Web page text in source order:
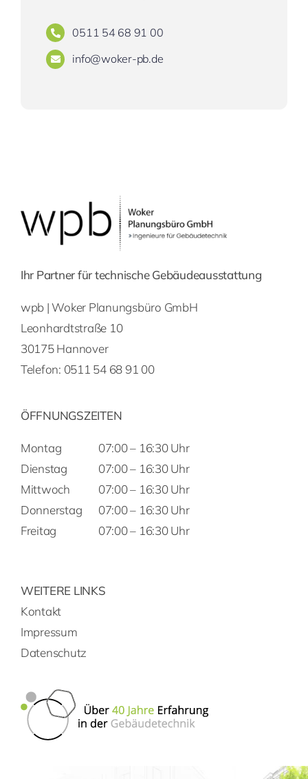
0511 54 68 91 00
info@woker-pb.de
Ihr Partner für technische Gebäudeausstattung
wpb | Woker Planungsbüro GmbH
Leonhardtstraße 10
30175 Hannover
Telefon: 0511 54 68 91 00
ÖFFNUNGSZEITEN
Montag
Dienstag
Mittwoch
Donnerstag
Freitag
07:00 – 16:30 Uhr
07:00 – 16:30 Uhr
07:00 – 16:30 Uhr
07:00 – 16:30 Uhr
07:00 – 16:30 Uhr
WEITERE LINKS
Kontakt
Impressum
Datenschutz